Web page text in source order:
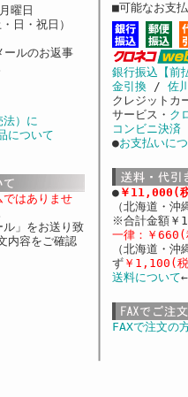
曜日
日・祝日）
ルのお返事
法）に
について
ではありませ
」をお送り致
内容をご確認
■可能なお支
銀行振込【前
金引換 / 佐
クレジットカ
サービス・ ク
コンビニ決済
●お支払いに
● ￥11,000(
（北海道・
※合計金額￥
一律：￥
（北海道・
ず ￥1,100(
送料について
FAXで注文の